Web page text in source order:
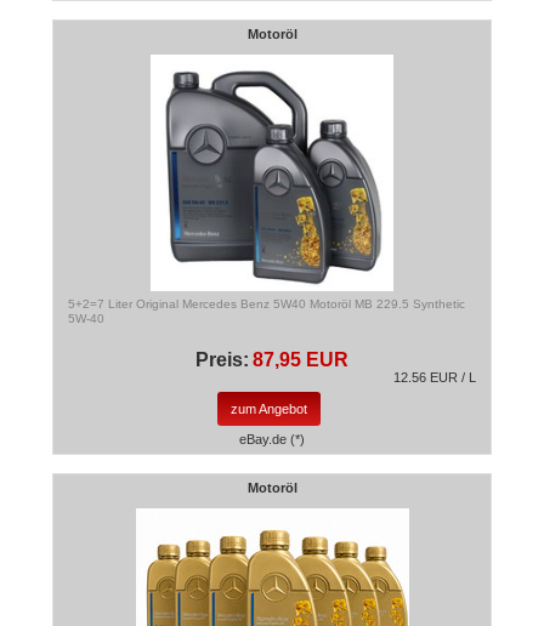
Motoröl
5+2=7 Liter Original Mercedes Benz 5W40 Motoröl MB 229.5 Synthetic
5W-40
Preis: 87,95 EUR
12.56 EUR / L
zum Angebot
eBay.de (*)
Motoröl